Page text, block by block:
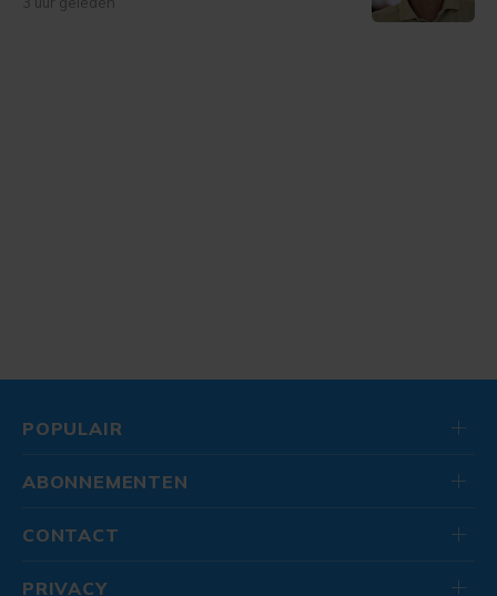
POPULAIR
ABONNEMENTEN
CONTACT
PRIVACY